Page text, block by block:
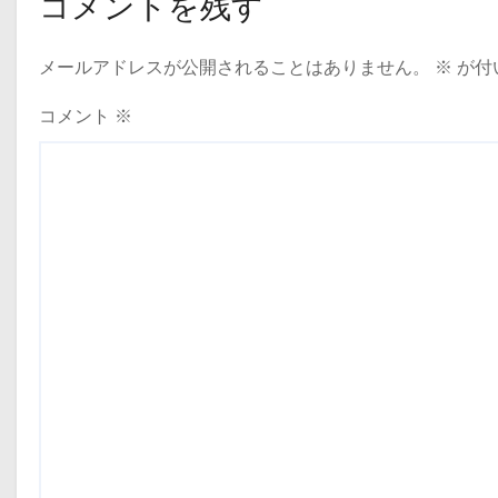
メールアドレスが公開されることはありません。 ※ が付
コメント ※